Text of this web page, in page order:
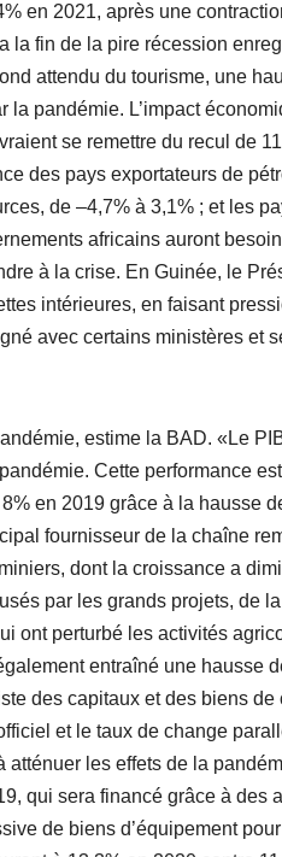
en 2021, après une
la fin de la pire récession
attendu du tourisme, une
pandémie. L’impact
se remettre du recul de
des pays exportateurs de
de –4,7% à 3,1% ; et les
africains auront
à la crise. En Guinée, le
intérieures, en faisant
avec certains ministères et
estime la BAD. «Le
Cette performance
en 2019 grâce à la hausse
fournisseur de la chaîne
dont la croissance a
par les grands projets, de
ont perturbé les activités
entraîné une hausse
des capitaux et des biens
et le taux de change
les effets de la
qui sera financé grâce à des
de biens d’équipement